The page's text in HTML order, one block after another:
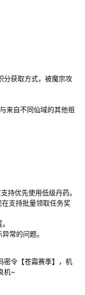
分获取方式，被魔宗攻
来自不同仙域的其他祖
持优先使用低级丹药。
支持批量领取任务奖
常的问题。
密令【苍霜赛季】，机
机~